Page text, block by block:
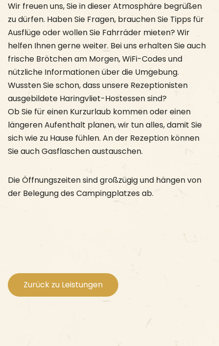
Wir freuen uns, Sie in dieser Atmosphäre begrüßen
zu dürfen. Haben Sie Fragen, brauchen Sie Tipps für
Ausflüge oder wollen Sie Fahrräder mieten? Wir
helfen Ihnen gerne weiter. Bei uns erhalten Sie auch
frische Brötchen am Morgen, WiFi-Codes und
nützliche Informationen über die Umgebung.
Wussten Sie schon, dass unsere Rezeptionisten
ausgebildete Haringvliet-Hostessen sind?
Ob Sie für einen Kurzurlaub kommen oder einen
längeren Aufenthalt planen, wir tun alles, damit Sie
sich wie zu Hause fühlen. An der Rezeption können
Sie auch Gasflaschen austauschen.
Die Öffnungszeiten sind großzügig und hängen von
der Belegung des Campingplatzes ab.
Zurück zu Leistungen